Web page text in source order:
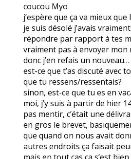
coucou Myo
j’espère que ça va mieux
je suis désolé j’avais
répondre par rapport à tes
vraiment pas à envoyer mon
donc j’en refais un nouveau…
est-ce que t’as discuté avec
que tu ressens/ressentais?
sinon, est-ce que tu es en
moi, j’y suis à partir de hier
pas mentir, c’était une
en gros le brevet,
que quand on nous avait
autres endroits ça faisait